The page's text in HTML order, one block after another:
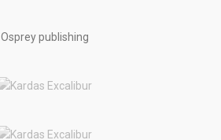
Osprey publishing